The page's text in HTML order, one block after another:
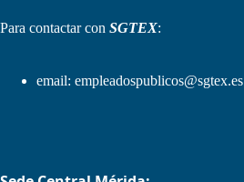
Para contactar con SGTEX:
email: empleadospublicos@sgtex.es